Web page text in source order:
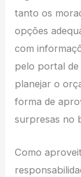
tanto os
opções
com
pelo portal
planejar o
forma de
surpresas no
Como